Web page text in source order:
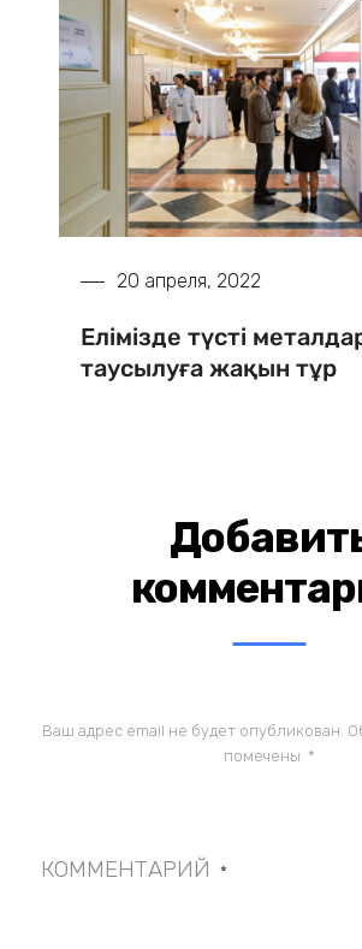
20 апреля, 2022
Елімізде түсті
таусылуға жақын тұр
Ваш адрес email не будет опубликован.
помечены *
КОММЕНТАРИЙ *